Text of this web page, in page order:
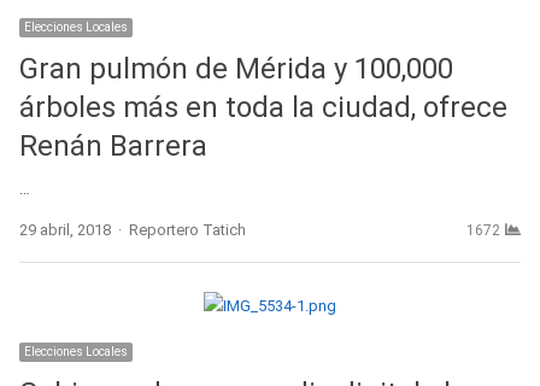
Elecciones Locales
Gran pulmón de Mérida y 100,000
árboles más en toda la ciudad, ofrece
Renán Barrera
29 abril, 2018 Author
Reportero Tatich 1672
Elecciones Locales